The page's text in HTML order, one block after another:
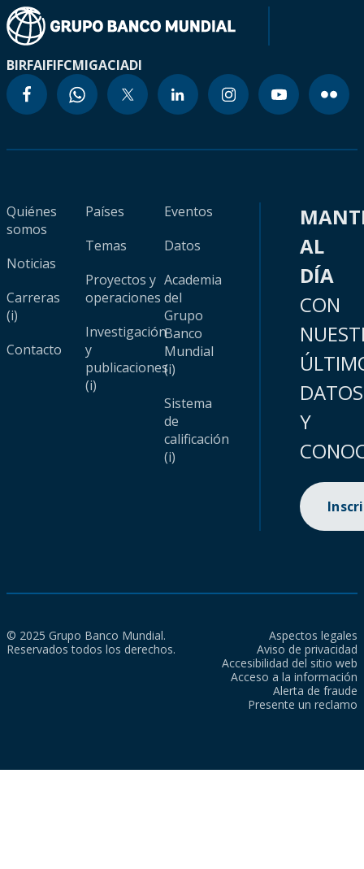
BIRFAIFIFCMIGACIADI
Quiénes
somos
Noticias
Carreras
(i)
Contacto
Países
Temas
Proyectos y
operaciones
Investigación
y
publicaciones
(i)
Eventos
Datos
Academia
del
Grupo
Banco
Mundial
(i)
Sistema
de
calificación
(i)
AL
DÍA
CON
DATOS
Y
© 2025 Grupo Banco Mundial.
Reservados todos los derechos.
Aspectos legales
Aviso de privacidad
Accesibilidad del sitio web
Acceso a la información
Alerta de fraude
Presente un reclamo